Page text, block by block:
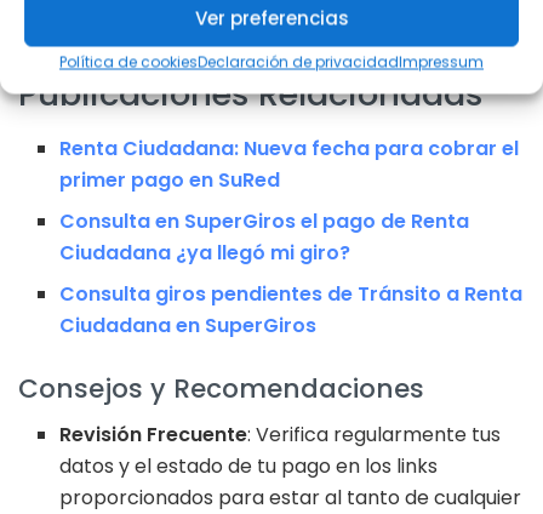
Ver preferencias
Política de cookiesDeclaración de privacidadImpressum
Publicaciones Relacionadas
Renta Ciudadana: Nueva fecha para cobrar el
primer pago en SuRed
Consulta en SuperGiros el pago de Renta
Ciudadana ¿ya llegó mi giro?
Consulta giros pendientes de Tránsito a Renta
Ciudadana en SuperGiros
Consejos y Recomendaciones
Revisión Frecuente: Verifica regularmente tus
datos y el estado de tu pago en los links
proporcionados para estar al tanto de cualquier